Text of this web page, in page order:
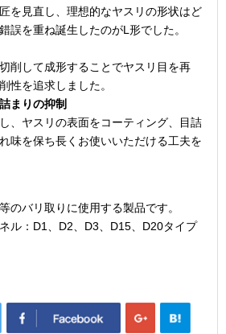
を見直し、理想的なヤスリの形状はど
誤を重ね誕生したのがL形でした。
削して成形することでヤスリ目を再
性を追求しました。
まりの抑制
、ヤスリの表面をコーティング、目詰
味を保ち長くお使いいただける工夫を
のバリ取りに使用する製品です。
ル：D1、D2、D3、D15、D20タイプ